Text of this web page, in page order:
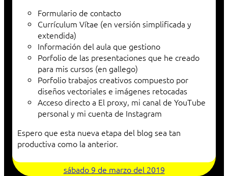
Formulario de contacto
Currículum Vítae (en versión simplificada y
extendida)
Información del aula que gestiono
Porfolio de las presentaciones que he creado
para mis cursos (en gallego)
Porfolio trabajos creativos compuesto por
diseños vectoriales e imágenes retocadas
Acceso directo a El proxy, mi canal de YouTube
personal y mi cuenta de Instagram
Espero que esta nueva etapa del blog sea tan
productiva como la anterior.
sábado 9 de marzo del 2019